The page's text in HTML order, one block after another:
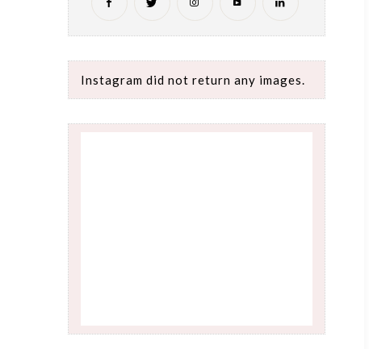
Instagram did not return any images.